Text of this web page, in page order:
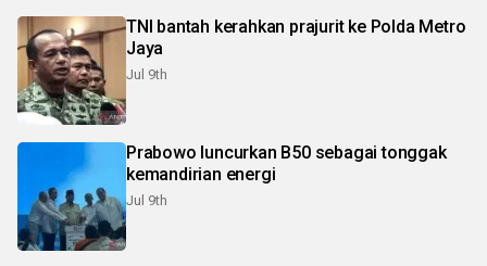
TNI bantah kerahkan prajurit ke Polda Metro
Jaya
Jul 9th
Prabowo luncurkan B50 sebagai tonggak
kemandirian energi
Jul 9th